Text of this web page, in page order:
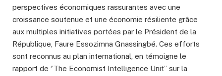
perspectives économiques rassurantes avec une
croissance soutenue et une économie résiliente grâce
aux multiples initiatives portées par le Président de la
République, Faure Essozimna Gnassingbé. Ces efforts
sont reconnus au plan international, en témoigne le
rapport de ‘’The Economist Intelligence Unit’’ sur la